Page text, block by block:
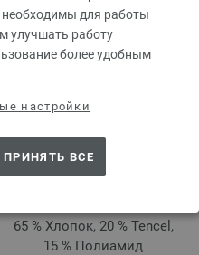
необходимы для работы
улучшать работу
более удобным
настройки
ПРИНЯТЬ ВСЕ
65 % Хлопок, 20 % Tencel,
15 % Полиамид